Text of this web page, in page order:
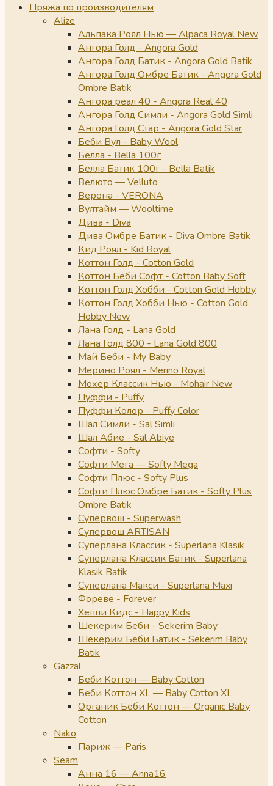
Пряжа по производителям
Alize
Альпака Роял Нью — Alpaca Royal New
Ангора Голд - Angora Gold
Ангора Голд Батик - Angora Gold Batik
Ангора Голд Омбре Батик - Angora Gold
Ombre Batik
Ангора реал 40 - Angora Real 40
Ангора Голд Симли - Angora Gold Simli
Ангора Голд Стар - Angora Gold Star
Беби Вул - Baby Wool
Белла - Bella 100г
Белла Батик 100г - Bella Batik
Велюто — Velluto
Верона - VERONA
Вултайм — Wooltime
Дива - Diva
Дива Омбре Батик - Diva Ombre Batik
Кид Роял - Kid Royal
Коттон Голд - Cotton Gold
Коттон Беби Софт - Cotton Baby Soft
Коттон Голд Хобби - Cotton Gold Hobby
Коттон Голд Хобби Нью - Cotton Gold
Hobby New
Лана Голд - Lana Gold
Лана Голд 800 - Lana Gold 800
Май Беби - My Baby
Мерино Роял - Merino Royal
Мохер Классик Нью - Mohair New
Пуффи - Puffy
Пуффи Колор - Puffy Color
Шал Симли - Sal Simli
Шал Абие - Sal Abiye
Софти - Softy
Софти Мега — Softy Mega
Софти Плюс - Softy Plus
Софти Плюс Омбре Батик - Softy Plus
Ombre Batik
Супервош - Superwash
Супервош ARTISAN
Суперлана Классик - Superlana Klasik
Суперлана Классик Батик - Superlana
Klasik Batik
Суперлана Макси - Superlana Maxi
Фореве - Forever
Хеппи Кидс - Happy Kids
Шекерим Беби - Sekerim Baby
Шекерим Беби Батик - Sekerim Baby
Batik
Gazzal
Беби Коттон — Baby Cotton
Беби Коттон XL — Baby Cotton XL
Органик Беби Коттон — Organic Baby
Cotton
Nako
Париж — Paris
Seam
Анна 16 — Anna16